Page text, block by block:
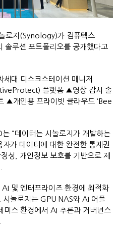
로지(Synology)가 컴퓨텍스
루션 포트폴리오를 공개했다고
대 디스크스테이션 매니저
플랫폼 ▲영상 감시 솔
▲개인용 프라이빗 클라우드 ‘Bee
“데이터는 시놀로지가 개발하는
자가 데이터에 대한 완전한 통제권
성, 개인정보 보호를 기반으로 제
.
및 엔터프라이즈 환경에 최적화
시놀로지는 GPU NAS와 AI 어플
미스 환경에서 AI 추론과 거버넌스
.